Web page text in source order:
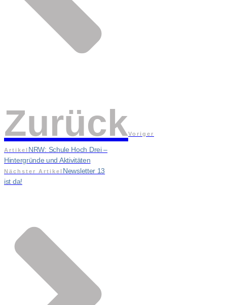
ZurückVoriger
Artikel NRW: Schule Hoch Drei –
Hintergründe und Aktivitäten
Nächster Artikel Newsletter 13
ist da!